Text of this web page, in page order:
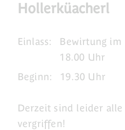
Hollerküacherl
Einlass:
Bewirtung im
18.00 Uhr
Beginn:
19.30 Uhr
Derzeit sind leider alle
vergriffen!